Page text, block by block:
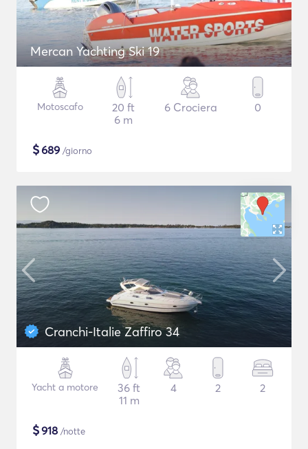
Mercan Yachting Ski 19
Motoscafo
20 ft
6 m
6 Crociera 0
$689 /giorno
Cranchi-Italie Zaffiro 34
Yacht a motore
36 ft
11 m
4 2 2
$918 /notte